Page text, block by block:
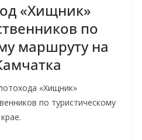
«Хищник»
по
маршруту на
«Хищник»
по туристическому